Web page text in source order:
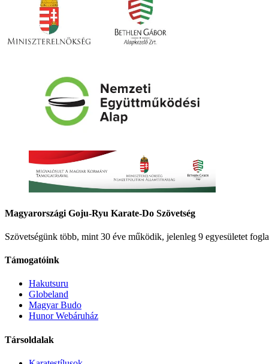
Magyarországi Goju-Ryu Karate-Do Szövetség
Szövetségünk több, mint 30 éve működik, jelenleg 9 egyesületet
Támogatóink
Hakutsuru
Globeland
Magyar Budo
Hunor Webáruház
Társoldalak